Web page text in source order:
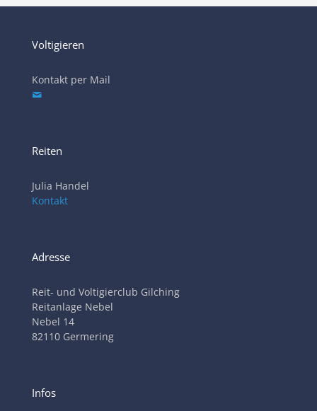
Voltigieren
Kontakt per Mail
Reiten
Julia Handel
Kontakt
Adresse
Reit- und Voltigierclub Gilching
Reitanlage Nebel
Nebel 14
82110 Germering
Infos